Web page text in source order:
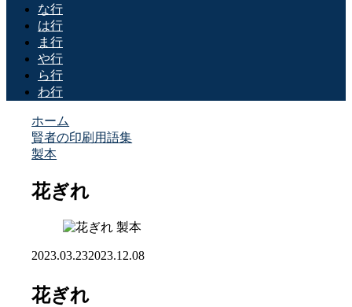
な行
は行
ま行
や行
ら行
わ行
ホーム
賢者の印刷用語集
製本
花ぎれ
製本
2023.03.232023.12.08
花ぎれ